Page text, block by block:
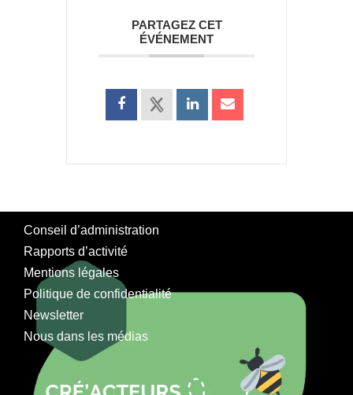
PARTAGEZ CET
ÉVÉNEMENT
Conseil d’administration
Rapports d’activité
Mentions légales
Politique de confidentialité
Newsletter
Nous dans les médias